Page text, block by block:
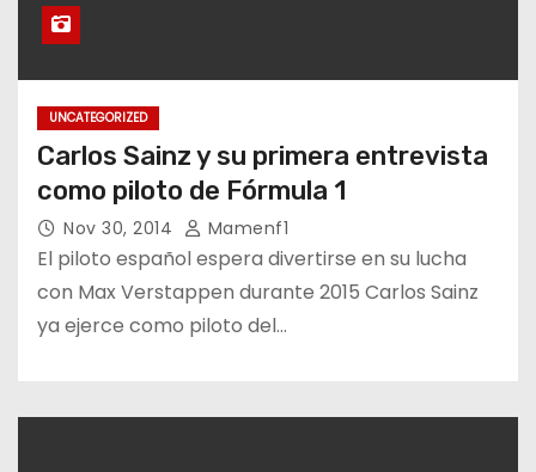
UNCATEGORIZED
Carlos Sainz y su primera entrevista
como piloto de Fórmula 1
Nov 30, 2014 Mamenf1
El piloto español espera divertirse en su lucha
con Max Verstappen durante 2015 Carlos Sainz
ya ejerce como piloto del…